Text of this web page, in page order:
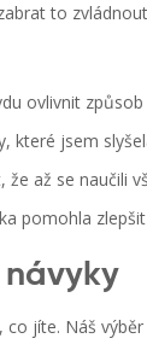
to
ovlivnit
které jsem
až se naučili
pomohla
jíte. Náš